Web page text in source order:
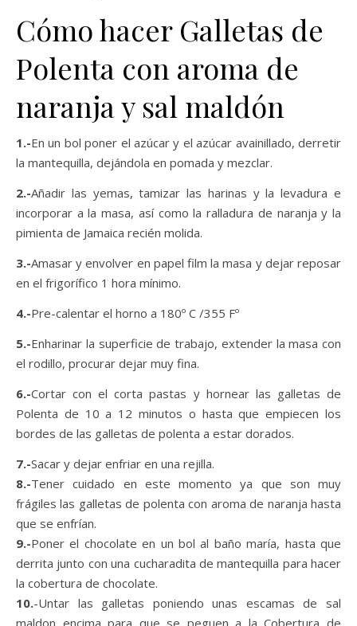
Cómo hacer Galletas de
Polenta con aroma de
naranja y sal maldón
1.-En un bol poner el azúcar y el azúcar avainillado, derretir
la mantequilla, dejándola en pomada y mezclar.
2.-Añadir las yemas, tamizar las harinas y la levadura e
incorporar a la masa, así como la ralladura de naranja y la
pimienta de Jamaica recién molida.
3.-Amasar y envolver en papel film la masa y dejar reposar
en el frigorífico 1 hora mínimo.
4.-Pre-calentar el horno a 180º C /355 Fº
5.-Enharinar la superficie de trabajo, extender la masa con
el rodillo, procurar dejar muy fina.
6.-Cortar con el corta pastas y hornear las galletas de
Polenta de 10 a 12 minutos o hasta que empiecen los
bordes de las galletas de polenta a estar dorados.
7.-Sacar y dejar enfriar en una rejilla.
8.-Tener cuidado en este momento ya que son muy
frágiles las galletas de polenta con aroma de naranja hasta
que se enfrían.
9.-Poner el chocolate en un bol al baño maría, hasta que
derrita junto con una cucharadita de mantequilla para hacer
la cobertura de chocolate.
10.-Untar las galletas poniendo unas escamas de sal
maldon encima para que se peguen a la Cobertura de